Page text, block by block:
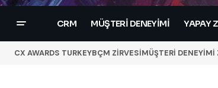
CRM MÜŞTERI DENEYIMI YAPAY
CX AWARDS TURKEYBÇM ZİRVESİMÜŞTERİ DENEYİMİ